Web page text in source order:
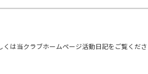
は当クラブホームページ活動日記をご覧くださ